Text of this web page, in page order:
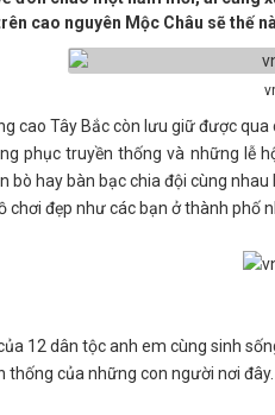
cao nguyên Mộc Châu sẽ thế
cao Tây Bắc còn lưu giữ được
phục truyền thống và những lễ
bò hay bàn bạc chia đội cùng
chơi đẹp như các bạn ở thành phố
12 dân tộc anh em cùng sinh
thống của những con người nơi